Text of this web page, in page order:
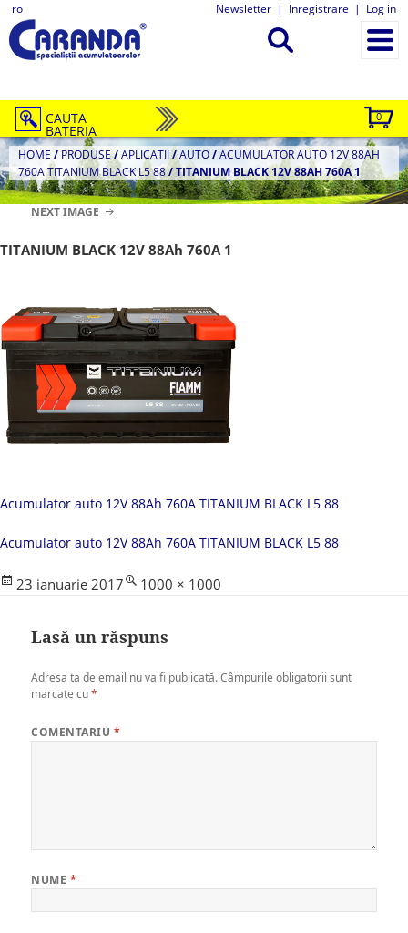
ro Newsletter | Inregistrare | Log in
0
CAUTA
BATERIA
HOME / PRODUSE/APLICATII/AUTO/ACUMULATOR AUTO 12V 88AH
760A TITANIUM BLACK L5 88/TITANIUM BLACK 12V 88AH 760A 1
NEXT IMAGE
TITANIUM BLACK 12V 88Ah 760A 1
Acumulator auto 12V 88Ah 760A TITANIUM BLACK L5 88
Acumulator auto 12V 88Ah 760A TITANIUM BLACK L5 88
Posted
23 ianuarie 2017
Full
1000 × 1000
Lasă un răspuns
Adresa ta de email nu va fi publicată. Câmpurile obligatorii sunt
marcate cu*
COMENTARIU *
NUME *